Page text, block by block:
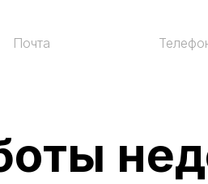
Почта